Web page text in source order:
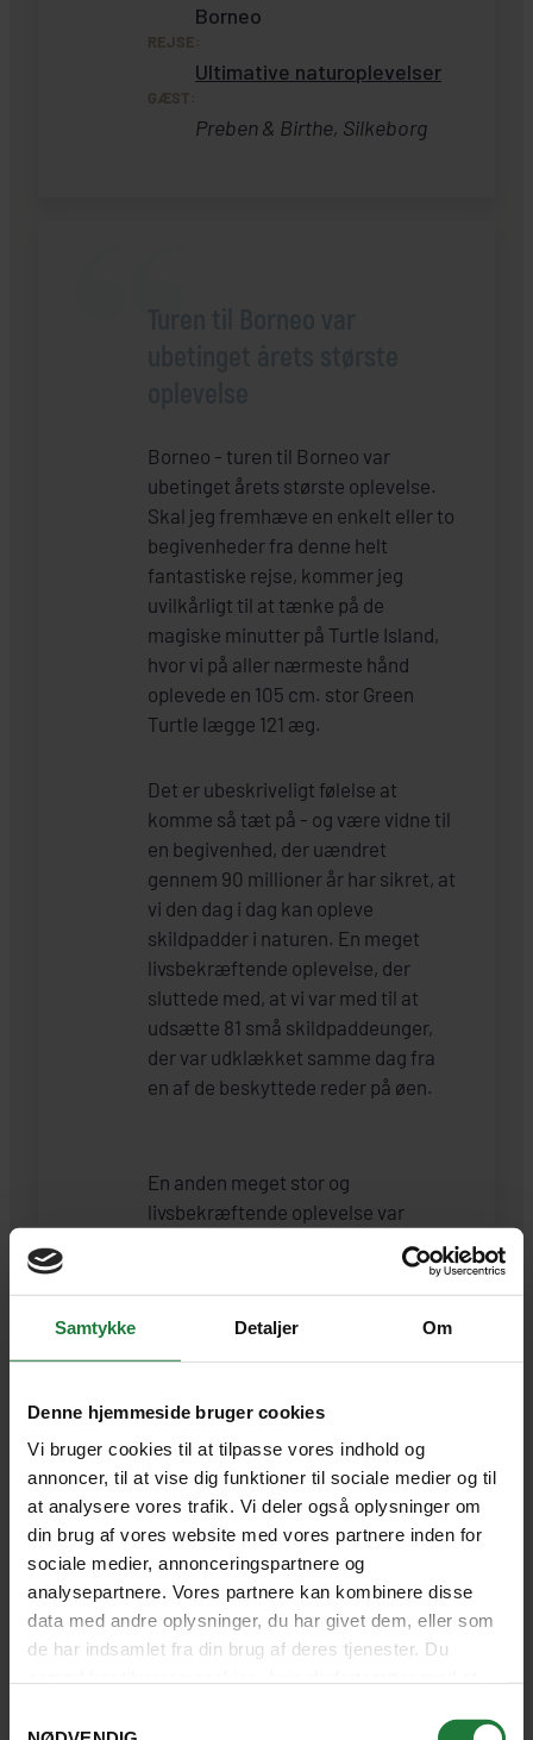
Samtykke Detaljer Om
Denne hjemmeside bruger cookies
Vi bruger cookies til at tilpasse vores indhold og
annoncer, til at vise dig funktioner til sociale medier og til
at analysere vores trafik. Vi deler også oplysninger om
din brug af vores website med vores partnere inden for
sociale medier, annonceringspartnere og
analysepartnere. Vores partnere kan kombinere disse
data med andre oplysninger, du har givet dem, eller som
de har indsamlet fra din brug af deres tjenester. Du
Borneo
REJSE:
Ultimative naturoplevelser
GÆST:
Preben & Birthe, Silkeborg
Borneo - turen til Borneo var
ubetinget årets største oplevelse.
Skal jeg fremhæve en enkelt eller to
begivenheder fra denne helt
fantastiske rejse, kommer jeg
uvilkårligt til at tænke på de
magiske minutter på Turtle Island,
hvor vi på aller nærmeste hånd
oplevede en 105 cm. stor Green
Turtle lægge 121 æg.
Det er ubeskriveligt følelse at
komme så tæt på - og være vidne til
en begivenhed, der uændret
gennem 90 millioner år har sikret, at
vi den dag i dag kan opleve
skildpadder i naturen. En meget
livsbekræftende oplevelse, der
sluttede med, at vi var med til at
udsætte 81 små skildpaddeunger,
der var udklækket samme dag fra
en af de beskyttede reder på øen.
En anden meget stor og
livsbekræftende oplevelse var
besøg på rehabiliteringscenteret
ved Shangri La Rasa Ria. Her passer
de i øjeblikket 4-5 små orangutang
unger, og man kan som gæst
komme ganske nær. Man må
da det er vilde dyr, der med tiden
skal tilbage til naturen, men man er
jo ikke ansvarlig for, hvad en
orangutang unge gør!!!
En tredje stor oplevelse, også
livsbekræftende på sin måde,
oplevede vi under et regnvejr i Kota
Kinabalu. Når det regner, så regner
mad, er det godt at have en ven, når